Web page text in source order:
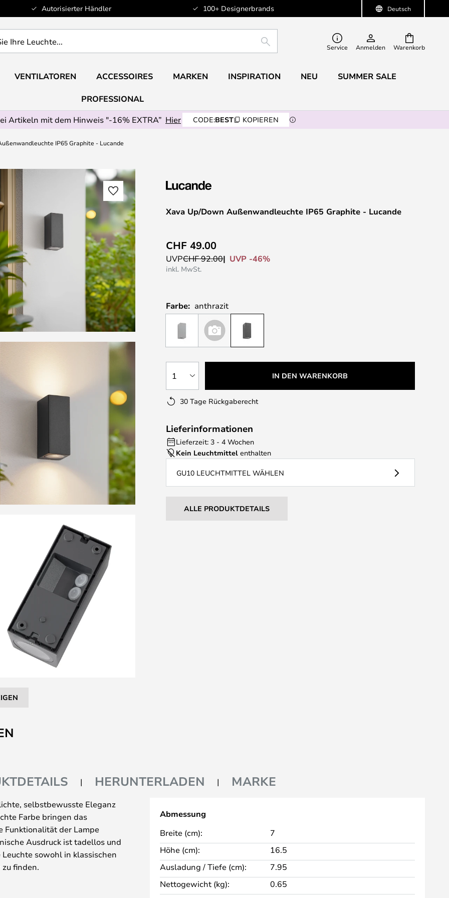
Deutsch
Autorisierter Händler 100+ Designerbrands
Warenkorb
SUCHE Service Anmelden
VENTILATOREN ACCESSOIRES MARKEN INSPIRATION NEU SUMMER SALE
PROFESSIONAL
Artikeln mit dem Hinweis "-16% EXTRA” Hier CODE:BEST KOPIEREN
IP65 Graphite - Lucande
Xava Up/Down Außenwandleuchte IP65 Graphite - Lucande
CHF 49.00
UVPCHF 92.00 UVP -46%
inkl. MwSt.
Farbe: anthrazit
1 IN DEN WARENKORB
30 Tage Rückgaberecht
Lieferinformationen
Lieferzeit: 3 - 4 Wochen
Kein Leuchtmittel enthalten
GU10 LEUCHTMITTEL WÄHLEN
ALLE PRODUKTDETAILS
HERUNTERLADEN MARKE
selbstbewusste Eleganz
Farbe bringen das
Funktionalität der Lampe
Ausdruck ist tadellos und
sowohl in klassischen
finden.
Garten und Ihre Einfahrt
Abmessung
Breite (cm):
7
Höhe (cm):
16.5
Ausladung / Tiefe (cm):
7.95
Nettogewicht (kg):
0.65